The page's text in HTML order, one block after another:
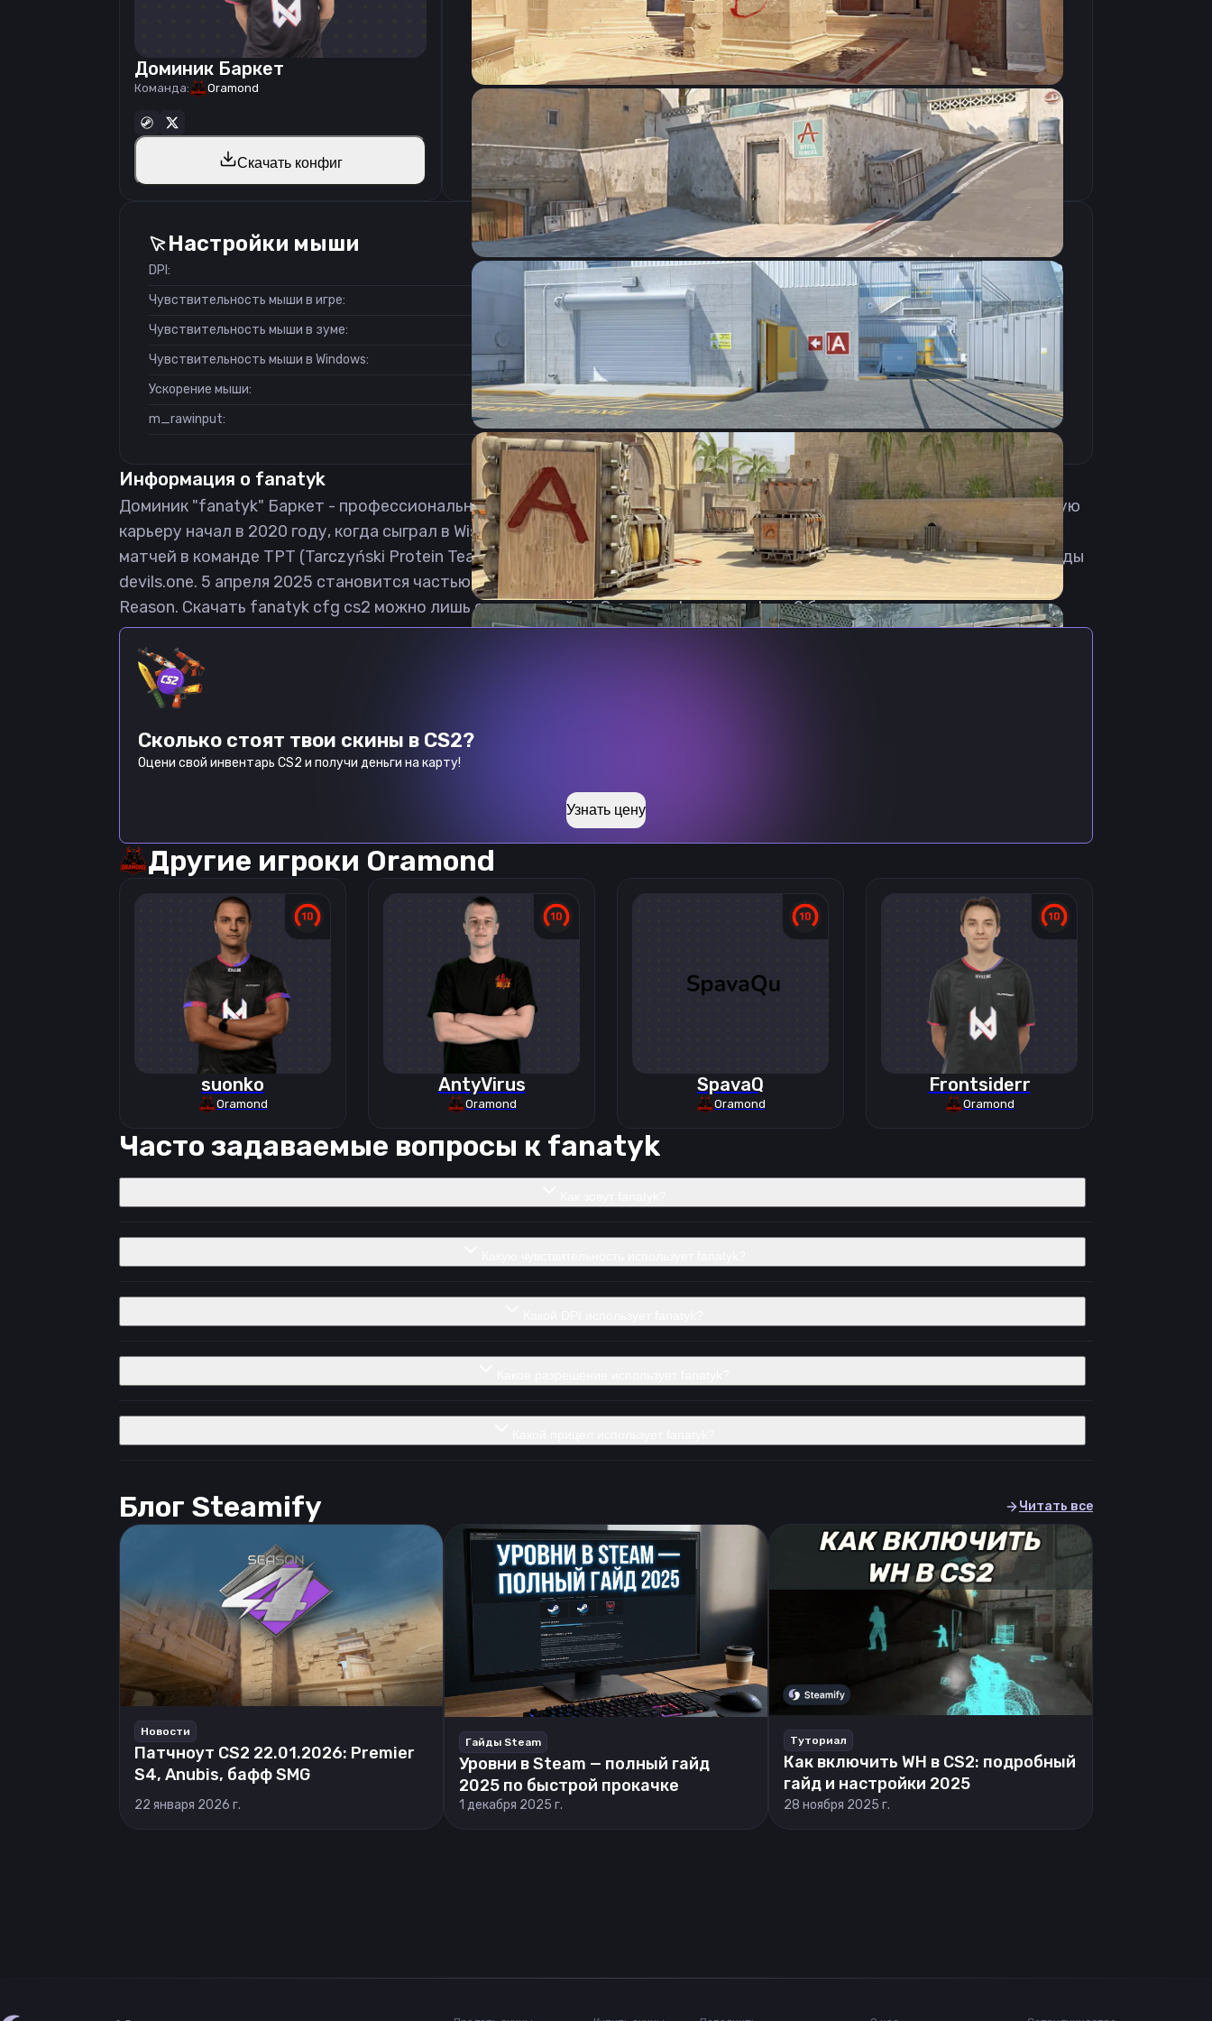
Доминик Баркет
Команда: Oramond
Скачать конфиг
Previous slide Next slide
CSGO-Xu7jD-Q8hte-wC6jj-eYmth-mRFuA
Скопировать
Настройки мыши
DPI:
800
Чувствительность мыши в игре:
1.08
Чувствительность мыши в зуме:
1
Чувствительность мыши в Windows:
6/11
Ускорение мыши:
0
m_rawinput:
1
Настройки экрана
Разрешение
1920×1080
Соотношение сторон
16:9
Формат изображения
Растянутое
Частота обновления
240Hz
Информация о fanatyk
Доминик "fanatyk" Баркет - профессиональный игрок в Counter-Strike: Global Offensive из Польши. Свою киберспортивную
карьеру начал в 2020 году, когда сыграл в Wisla Krakow. Позже он попал в коллектив M1. В июне 2021 провел несколько
матчей в команде TPT (Tarczyński Protein Team). 20 июля 2021 стал играть в AVEZ. 23 сентября 2024 стал частью команды
devils.one. 5 апреля 2025 становится частью команды M1, в которой ранее уже выступал. 2 июля перешел в команду
Reason. Скачать fanatyk cfg cs2 можно лишь с нашего сайта. Загрузка фанатик кфг кс2 бесплатная.
Сколько стоят твои скины в CS2?
Оцени свой инвентарь CS2 и получи деньги на карту!
Узнать цену
Другие игроки Oramond
suonko
Oramond
AntyVirus
Oramond
SpavaQ
Oramond
Frontsiderr
Oramond
Часто задаваемые вопросы к fanatyk
Блог Steamify Читать все
Новости
Патчноут CS2 22.01.2026: Premier
S4, Anubis, бафф SMG
22 января 2026 г.
Гайды Steam
Уровни в Steam — полный гайд
2025 по быстрой прокачке
1 декабря 2025 г.
Туториал
Как включить WH в CS2: подробный
гайд и настройки 2025
28 ноября 2025 г.